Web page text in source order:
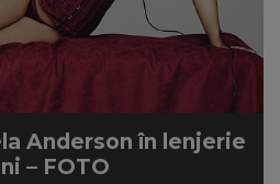
Anderson în lenjerie
– FOTO